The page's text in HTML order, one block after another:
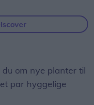
du om nye planter til
par hyggelige